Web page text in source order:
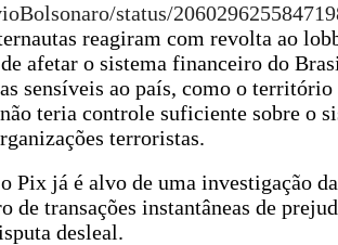
status/
reagiram com revolta ao
afetar o sistema financeiro do
sensíveis ao país, como o
teria controle suficiente sobre o
terroristas.
Pix já é alvo de uma investigação
de transações instantâneas de
desleal.